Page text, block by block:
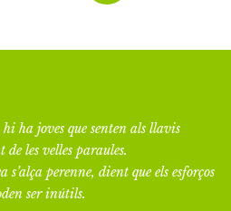
ha joves que senten als llavis
de les velles paraules.
perenne, dient que els esforços
ser inútils.